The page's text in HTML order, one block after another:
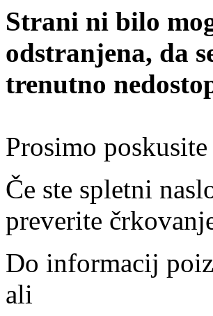
Strani ni bilo
odstranjena, da
trenutno
Prosimo
Če ste spletni
preverite
Do informacij
ali